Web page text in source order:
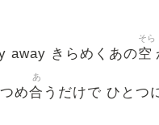
away きらめくあの空
そら
つめ合
あ
うだけで ひとつ